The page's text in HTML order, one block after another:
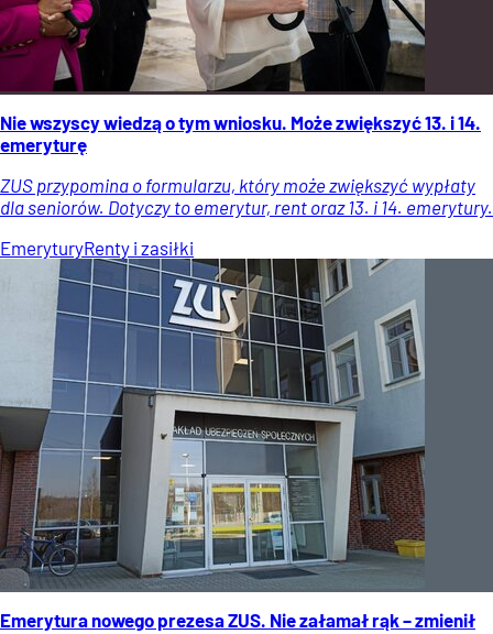
Nie wszyscy wiedzą o tym wniosku. Może zwiększyć 13. i 14.
emeryturę
ZUS przypomina o formularzu, który może zwiększyć wypłaty
dla seniorów. Dotyczy to emerytur, rent oraz 13. i 14. emerytury.
EmeryturyRenty i zasiłki
Emerytura nowego prezesa ZUS. Nie załamał rąk – zmienił